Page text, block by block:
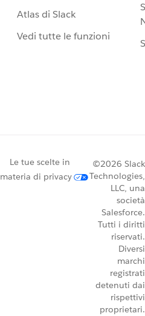
Atlas di Slack
Vedi tutte le funzioni
Le tue scelte in
materia di privacy
©2026 Slack
Technologies,
LLC, una
società
Salesforce.
Tutti i diritti
riservati.
Diversi
marchi
registrati
detenuti dai
rispettivi
proprietari.